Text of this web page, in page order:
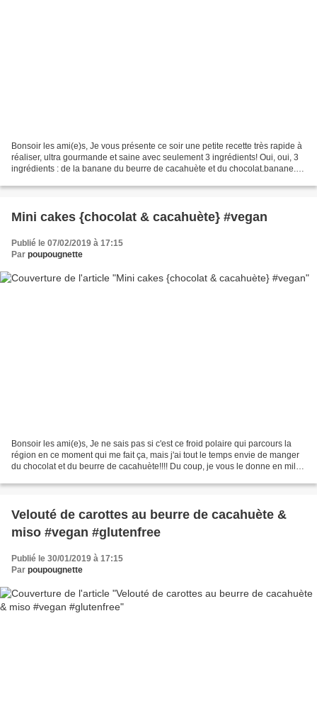
Bonsoir les ami(e)s, Je vous présente ce soir une petite recette très rapide à
réaliser, ultra gourmande et saine avec seulement 3 ingrédients! Oui, oui, 3
ingrédients : de la banane du beurre de cacahuète et du chocolat.banane.
Mini cakes {chocolat & cacahuète} #vegan
Publié le 07/02/2019 à 17:15
Par poupougnette
Bonsoir les ami(e)s, Je ne sais pas si c'est ce froid polaire qui parcours la
région en ce moment qui me fait ça, mais j'ai tout le temps envie de manger
du chocolat et du beurre de cacahuète!!!! Du coup, je vous le donne en mille,
Velouté de carottes au beurre de cacahuète &
miso #vegan #glutenfree
Publié le 30/01/2019 à 17:15
Par poupougnette